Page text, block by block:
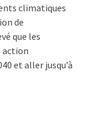
climatiques
de
que les
action
et aller jusqu’à